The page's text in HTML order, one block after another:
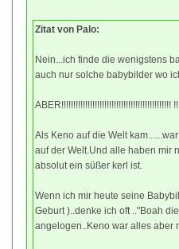
Zitat von Palo:
Nein...ich finde die wenigstens
auch nur solche babybilder wo
ABER!!!!!!!!!!!!!!!!!!!!!!!!!!!!!!!!!!!!!!!!!!!!!!
Als Keno auf die Welt
auf der Welt.Und alle haben mir
absolut ein süßer kerl ist.
Wenn ich mir heute seine
Geburt )..denke ich oft .."Boah
angelogen..Keno war alles aber